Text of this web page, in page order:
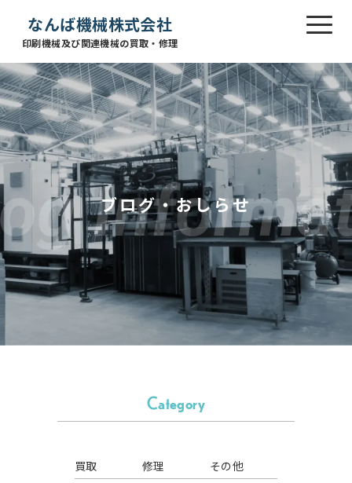
なんば機械株式会社
印刷機械及び関連機械の買取・修理
ブログ・おしらせ
Category
買取 修理 その他